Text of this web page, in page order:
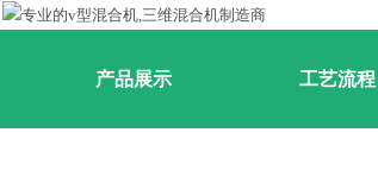
产品展示 工艺流程